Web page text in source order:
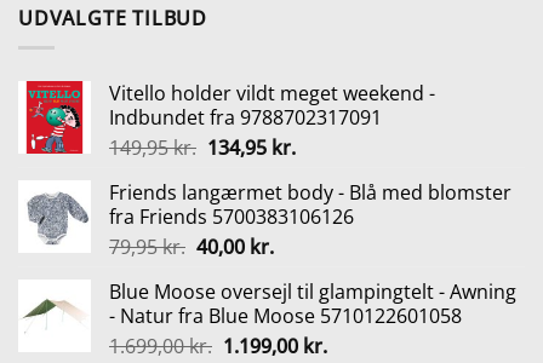
UDVALGTE TILBUD
Vitello holder vildt meget weekend -
Indbundet fra 9788702317091
149,95kr. Den
pris
var:
149,95 kr..
134,95 kr.Den
pris
er:
Friends langærmet body - Blå med blomster
fra Friends 5700383106126
79,95kr. Den
pris
var:
79,95 kr..
40,00 kr.Den
pris
er:
40,00 kr..
Blue Moose oversejl til glampingtelt - Awning
- Natur fra Blue Moose 5710122601058
1.699,00kr. Den
1.199,00 kr.Den